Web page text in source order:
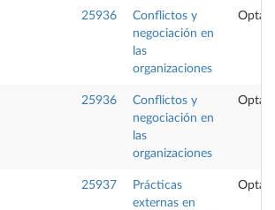
25936
Conflictos y
negociación en
las
organizaciones
25936
Conflictos y
negociación en
las
organizaciones
25937
Prácticas
externas en